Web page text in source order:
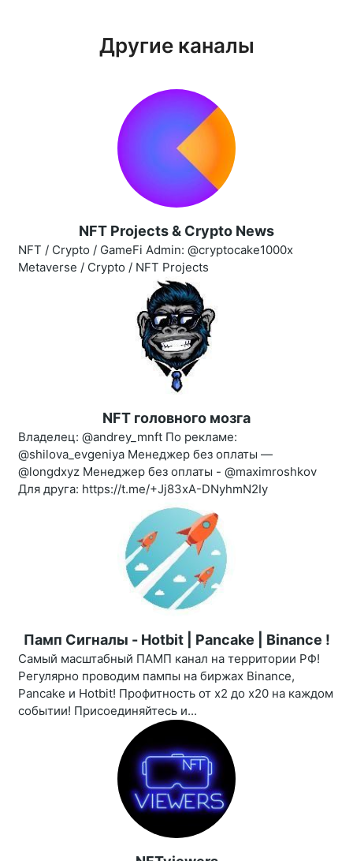
Другие каналы
NFT Projects & Crypto News
NFT / Crypto / GameFi Admin: @cryptocake1000x
Metaverse / Crypto / NFT Projects
NFT головного мозга
Владелец: @andrey_mnft По рекламе:
@shilova_evgeniya Менеджер без оплаты —
@longdxyz Менеджер без оплаты - @maximroshkov
Для друга: https://t.me/+Jj83xA-DNyhmN2Iy
Памп Сигналы - Hotbit | Pancake | Binance !
Самый масштабный ПАМП канал на территории РФ!
Регулярно проводим пампы на биржах Binance,
Pancake и Hotbit! Профитность от х2 до х20 на каждом
событии! Присоединяйтесь и...